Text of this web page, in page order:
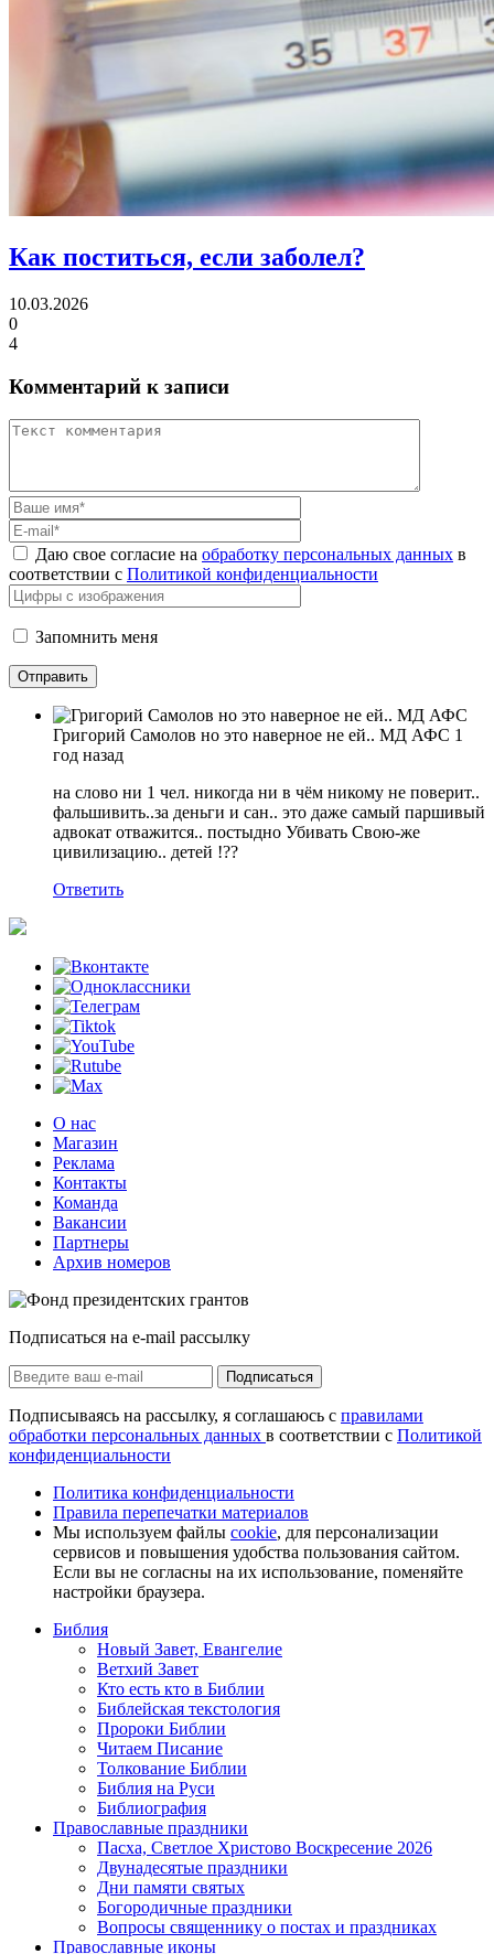
Как поститься, если заболел?
10.03.2026
0
4
Комментарий к записи
Даю свое согласие на обработку персональных данных в
соответствии с Политикой конфиденциальности
Запомнить меня
Григорий Самолов но это наверное не ей.. МД АФС 1
год назад
на слово ни 1 чел. никогда ни в чём никому не поверит..
фальшивить..за деньги и сан.. это даже самый паршивый
адвокат отважится.. постыдно Убивать Свою-же
цивилизацию.. детей !??
Ответить
О нас
Магазин
Реклама
Контакты
Команда
Вакансии
Партнеры
Архив номеров
Подписаться на e-mail рассылку
Подписаться
Подписываясь на рассылку, я соглашаюсь с правилами
обработки персональных данных в соответствии с Политикой
конфиденциальности
Политика конфиденциальности
Правила перепечатки материалов
Мы используем файлы cookie, для персонализации
сервисов и повышения удобства пользования сайтом.
Если вы не согласны на их использование, поменяйте
настройки браузера.
Библия
Новый Завет, Евангелие
Ветхий Завет
Кто есть кто в Библии
Библейская текстология
Пророки Библии
Читаем Писание
Толкование Библии
Библия на Руси
Библиография
Православные праздники
Пасха, Светлое Христово Воскресение 2026
Двунадесятые праздники
Дни памяти святых
Богородичные праздники
Вопросы священнику о постах и праздниках
Православные иконы